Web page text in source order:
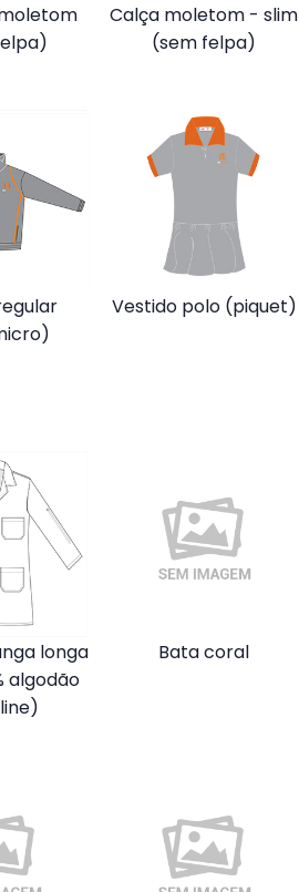
Calça moletom - slim
(sem felpa)
Vestido polo (piquet)
longa
algodão
Bata coral